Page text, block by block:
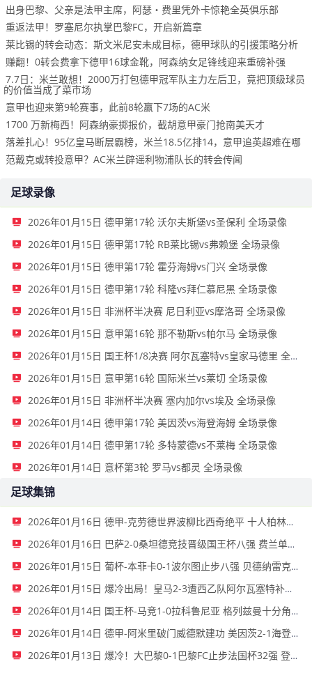
出身巴黎、父亲是法甲主席，阿瑟・费里凭外卡惊艳全英俱乐部
重返法甲！罗塞尼尔执掌巴黎FC，开启新篇章
莱比锡的转会动态：斯文米尼安未成目标，德甲球队的引援策略分析
赚翻！0转会费拿下德甲16球金靴，阿森纳女足锋线迎来重磅补强
7.7日：米兰敢想！2000万打包德甲冠军队主力左后卫，竟把顶级球员
的价值当成了菜市场
意甲也迎来第9轮赛事，此前8轮赢下7场的AC米
1700 万新梅西！阿森纳豪掷报价，截胡意甲豪门抢南美天才
落差扎心！95亿皇马断层霸榜，米兰18.5亿排14，意甲追英超难在哪
范戴克或转投意甲？AC米兰辟谣利物浦队长的转会传闻
足球录像
2026年01月15日 德甲第17轮 沃尔夫斯堡vs圣保利 全场录像
2026年01月15日 德甲第17轮 RB莱比锡vs弗赖堡 全场录像
2026年01月15日 德甲第17轮 霍芬海姆vs门兴 全场录像
2026年01月15日 德甲第17轮 科隆vs拜仁慕尼黑 全场录像
2026年01月15日 非洲杯半决赛 尼日利亚vs摩洛哥 全场录像
2026年01月15日 意甲第16轮 那不勒斯vs帕尔马 全场录像
2026年01月15日 国王杯1/8决赛 阿尔瓦塞特vs皇家马德里 全场录像
2026年01月15日 意甲第16轮 国际米兰vs莱切 全场录像
2026年01月15日 非洲杯半决赛 塞内加尔vs埃及 全场录像
2026年01月14日 德甲第17轮 美因茨vs海登海姆 全场录像
2026年01月14日 德甲第17轮 多特蒙德vs不莱梅 全场录像
2026年01月14日 意杯第3轮 罗马vs都灵 全场录像
足球集锦
2026年01月16日 德甲-克劳德世界波柳比西奇绝平 十人柏林联合1-1奥格斯堡
2026年01月16日 巴萨2-0桑坦德竞技晋级国王杯八强 费兰单刀球破门亚马尔建功
2026年01月15日 葡杯-本菲卡0-1波尔图止步八强 贝德纳雷克制胜帕夫利季斯失良机
2026年01月15日 爆冷出局！皇马2-3遭西乙队阿尔瓦塞特补时绝杀 无缘国王杯8强
2026年01月14日 国王杯-马竞1-0拉科鲁尼亚 格列兹曼十分角任意球破门+远射中横梁
2026年01月14日 德甲-阿米里破门威德默建功 美因茨2-1海登海姆
2026年01月13日 爆冷！大巴黎0-1巴黎FC止步法国杯32强 登贝莱失单刀埃梅里中框